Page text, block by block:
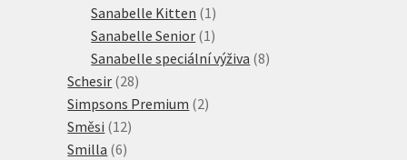
produktů
Sanabelle Kitten 1 1
produkt
Sanabelle Senior 1 1
produkt
Sanabelle speciální výživa 88
Schesir 2828
produktů
Simpsons Premium 22
Směsi 1212
Smilla 66